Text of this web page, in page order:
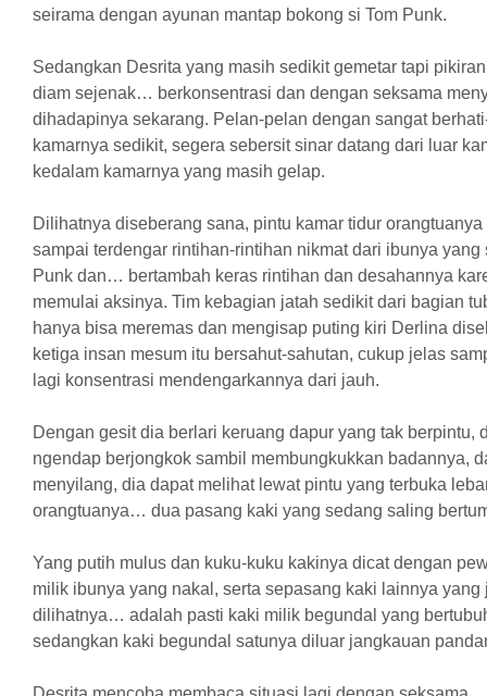
seirama dengan ayunan mantap bokong si Tom Punk.
Sedangkan Desrita yang masih sedikit gemetar tapi
diam sejenak… berkonsentrasi dan dengan seksama
dihadapinya sekarang. Pelan-pelan dengan sangat
kamarnya sedikit, segera sebersit sinar datang dari luar
kedalam kamarnya yang masih gelap.
Dilihatnya diseberang sana, pintu kamar tidur
sampai terdengar rintihan-rintihan nikmat dari ibunya
Punk dan… bertambah keras rintihan dan desahannya
memulai aksinya. Tim kebagian jatah sedikit dari bagian
hanya bisa meremas dan mengisap puting kiri Derlina
ketiga insan mesum itu bersahut-sahutan, cukup jelas
lagi konsentrasi mendengarkannya dari jauh.
Dengan gesit dia berlari keruang dapur yang tak berpintu,
ngendap berjongkok sambil membungkukkan badannya,
menyilang, dia dapat melihat lewat pintu yang terbuka
orangtuanya… dua pasang kaki yang sedang saling
Yang putih mulus dan kuku-kuku kakinya dicat dengan
milik ibunya yang nakal, serta sepasang kaki lainnya
dilihatnya… adalah pasti kaki milik begundal yang
sedangkan kaki begundal satunya diluar jangkauan